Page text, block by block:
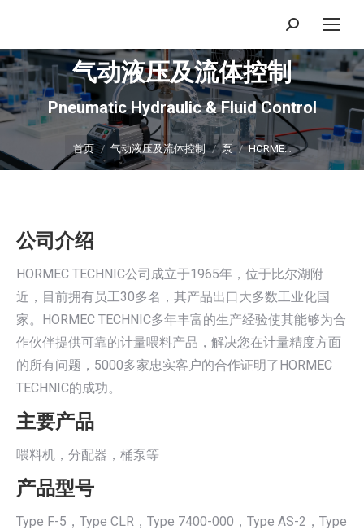
搜
索：
气动液压及流体控制
Pneumatic Hydraulic & Fluid Control
你在这里：
首页 气动液压及流体控制 泵 HORME…
公司介绍
HORMEC TECHNIC公司成立于1965年，位于比尔湖附
近，目前拥有员工30多名，其产品出口大多数工业化国
家。HORMEC TECHNIC多年丰富的生产经验使其能够为合
作伙伴提供可靠的计量喂料产品，解决您在计量精度方面
的所有问题，5000多家忠实客户的合作证明了HORMEC
TECHNIC的成功。
主要产品
喂料机，分配器，桶泵等
产品型号
Type F-5，Type CLR，Type 7400-000，Type AS-2，Type